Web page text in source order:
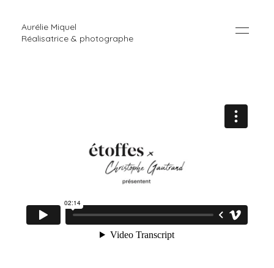
Aurélie Miquel
Réalisatrice & photographe